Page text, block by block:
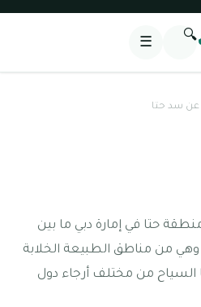
🔍
☰
عن سد حتا
حتا في إمارة دبي ما بين
وهي من مناطق الطبيعة الخلابة
السياح من مختلف أرجاء دول